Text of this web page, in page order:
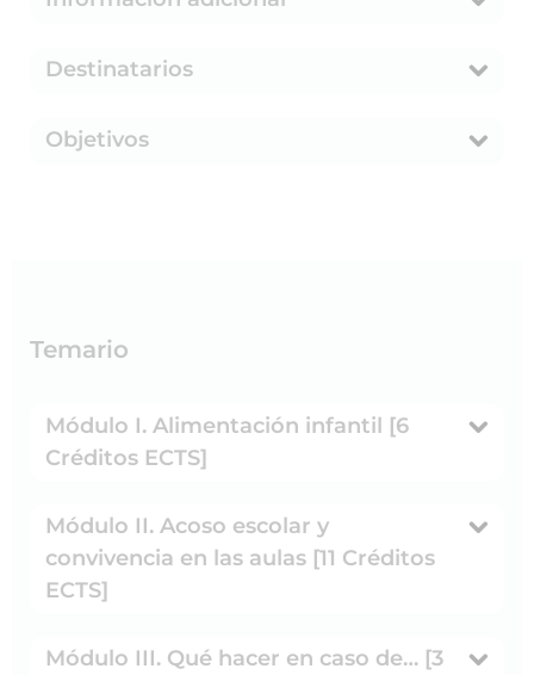
Destinatarios
Objetivos
Temario
Módulo I. Alimentación infantil [6
Créditos ECTS]
Módulo II. Acoso escolar y
convivencia en las aulas [11 Créditos
ECTS]
Módulo III. Qué hacer en caso de… [3